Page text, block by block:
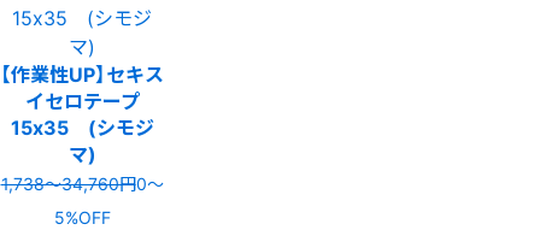
【作業性UP】セキス
イセロテープ
15x35 (シモジ
マ)
1,738〜34,760円0〜
5%OFF